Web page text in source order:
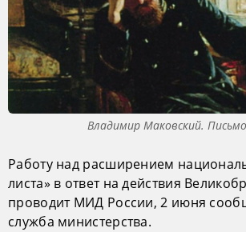
Владимир Маковский.
Работу над расширением
листа» в ответ на действия
проводит МИД России, 2 июня
служба министерства.